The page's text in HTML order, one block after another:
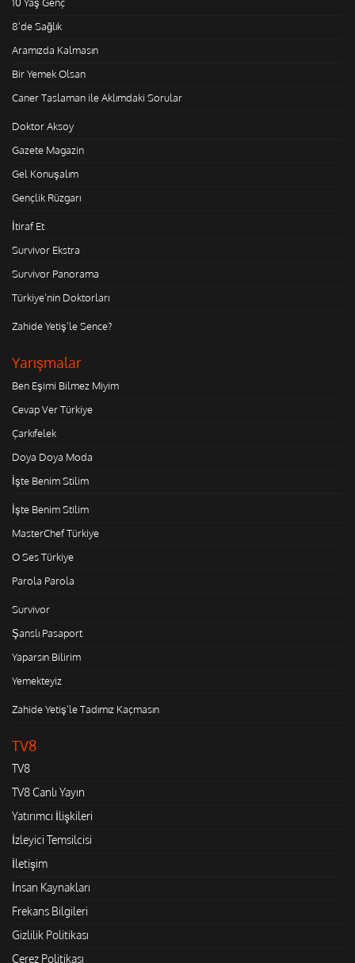
8'de Sağlık
Aramızda Kalmasın
Bir Yemek Olsan
Caner Taslaman ile Aklımdaki Sorular
Doktor Aksoy
Gazete Magazin
Gel Konuşalım
Gençlik Rüzgarı
İtiraf Et
Survivor Ekstra
Survivor Panorama
Türkiye'nin Doktorları
Zahide Yetiş'le Sence?
Yarışmalar
Ben Eşimi Bilmez Miyim
Cevap Ver Türkiye
Çarkıfelek
Doya Doya Moda
İşte Benim Stilim
İşte Benim Stilim
MasterChef Türkiye
O Ses Türkiye
Parola Parola
Survivor
Şanslı Pasaport
Yaparsın Bilirim
Yemekteyiz
Zahide Yetiş'le Tadımız Kaçmasın
TV8
TV8
TV8 Canlı Yayın
Yatırımcı İlişkileri
İzleyici Temsilcisi
İletişim
İnsan Kaynakları
Frekans Bilgileri
Gizlilik Politikası
Çerez Politikası